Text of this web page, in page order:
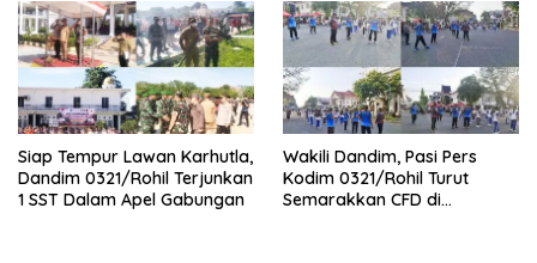
Siap Tempur Lawan Karhutla,
Dandim 0321/Rohil Terjunkan
1 SST Dalam Apel Gabungan
Wakili Dandim, Pasi Pers
Kodim 0321/Rohil Turut
Semarakkan CFD di